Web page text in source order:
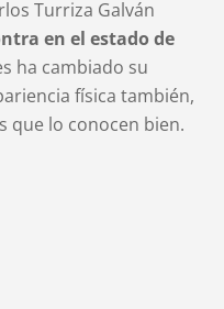
Turriza Galván
en el estado de
ha cambiado su
física también,
que lo conocen bien.